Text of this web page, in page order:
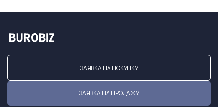
ЗАЯВКА НА ПОКУПКУ
ЗАЯВКА НА ПРОДАЖУ